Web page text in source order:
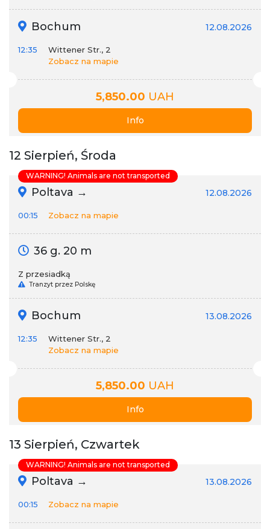
Bochum 12.08.2026
12:35
Wittener Str., 2
Zobacz na mapie
5,850.00 UAH
Info
12 Sierpień, Środa
Poltava → 12.08.2026
00:15 Zobacz na mapie
36 g. 20 m
Z przesiadką
Tranzyt przez Polskę
Bochum 13.08.2026
12:35
Wittener Str., 2
Zobacz na mapie
5,850.00 UAH
Info
WARNING! Animals are not transported
13 Sierpień, Czwartek
Poltava → 13.08.2026
00:15 Zobacz na mapie
WARNING! Animals are not transported